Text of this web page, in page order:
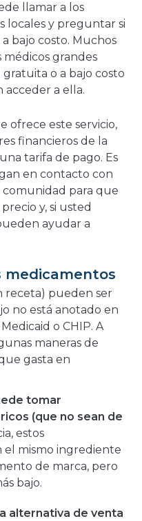
llamar a los
locales y preguntar si
bajo costo. Muchos
médicos grandes
o a bajo costo
acceder a ella.
ofrece este servicio,
financieros de la
tarifa de pago. Es
en contacto con
para que
y, si usted
ayudar a
medicamentos
receta) pueden ser
no está anotado en
o CHIP. A
maneras de
gasta en
tomar
(que no sean de
estos
el mismo ingrediente
de marca, pero
bajo.
alternativa de venta